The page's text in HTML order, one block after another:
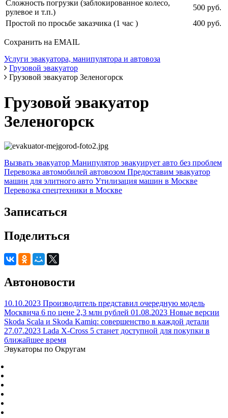
Сложность погрузки (заблокированное колесо,
рулевое и т.п.)
500 руб.
Простой по просьбе заказчика (1 час )
400 руб.
Сохранить на EMAIL
Услуги эвакуатора, манипулятора и автовоза
Грузовой эвакуатор
Грузовой эвакуатор Зеленогорск
Грузовой эвакуатор
Зеленогорск
Вызвать эвакуатор Манипулятор эвакуирует авто без проблем
Перевозка автомобилей автовозом Предоставим эвакуатор
машин для элитного авто Утилизация машин в Москве
Перевозка спецтехники в Москве
Записаться
Поделиться
Автоновости
10.10.2023 Производитель представил очередную модель
Москвича 6 по цене 2,3 млн рублей 01.08.2023 Новые версии
Skoda Scala и Skoda Kamiq: совершенство в каждой детали
27.07.2023 Lada X-Cross 5 станет доступной для покупки в
ближайшее время
Эвукаторы по Округам